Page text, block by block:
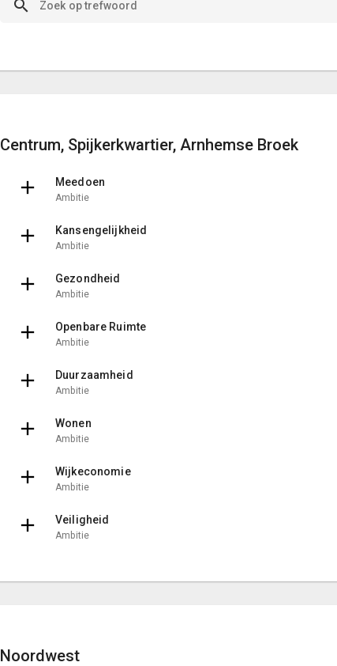
Centrum, Spijkerkwartier, Arnhemse Broek
Meedoen
Ambitie
Kansengelijkheid
Ambitie
Gezondheid
Ambitie
Openbare Ruimte
Ambitie
Duurzaamheid
Ambitie
Wonen
Ambitie
Wijkeconomie
Ambitie
Veiligheid
Ambitie
Noordwest